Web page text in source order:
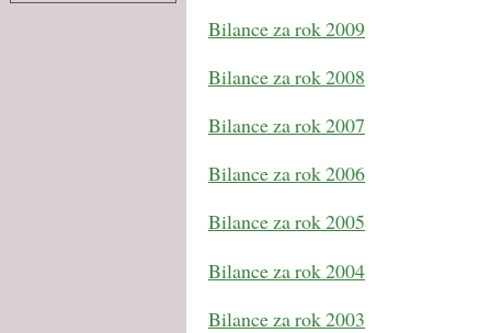
Bilance za rok 2009
Bilance za rok 2008
Bilance za rok 2007
Bilance za rok 2006
Bilance za rok 2005
Bilance za rok 2004
Bilance za rok 2003